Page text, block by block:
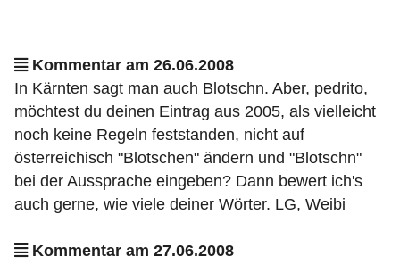
Kommentar am 26.06.2008
In Kärnten sagt man auch Blotschn. Aber, pedrito,
möchtest du deinen Eintrag aus 2005, als vielleicht
noch keine Regeln feststanden, nicht auf
österreichisch "Blotschen" ändern und "Blotschn"
bei der Aussprache eingeben? Dann bewert ich's
auch gerne, wie viele deiner Wörter. LG, Weibi
Kommentar am 27.06.2008